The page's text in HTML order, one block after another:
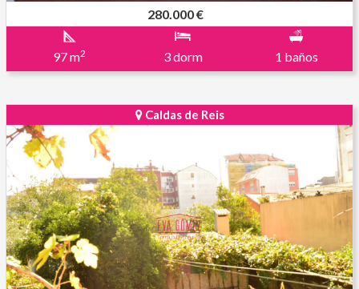
280.000 €
97 m2 3 dorm 1 baños
Caldas de Reis